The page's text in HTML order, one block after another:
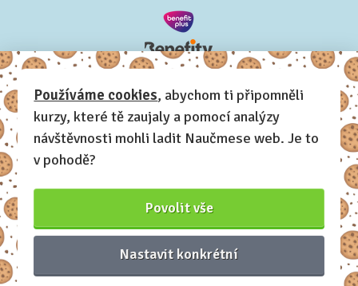
Naučmese, 2012-2026.
Sdílíme dovednosti, offline i online.
Používáme cookies, abychom ti připomněli
kurzy, které tě zaujaly a pomocí analýzy
návštěvnosti mohli ladit Naučmese web. Je to
v pohodě?
Povolit vše
Nastavit konkrétní